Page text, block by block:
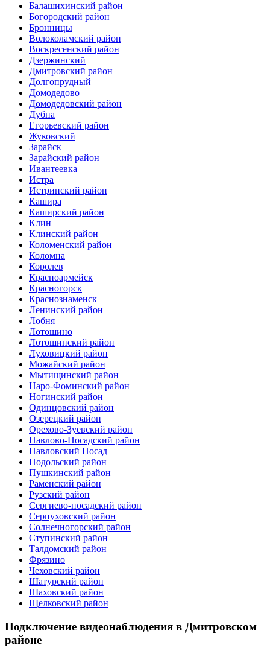
Балашихинский район
Богородский район
Бронницы
Волоколамский район
Воскресенский район
Дзержинский
Дмитровский район
Долгопрудный
Домодедово
Домодедовский район
Дубна
Егорьевский район
Жуковский
Зарайск
Зарайский район
Ивантеевка
Истра
Истринский район
Кашира
Каширский район
Клин
Клинский район
Коломенский район
Коломна
Королев
Красноармейск
Красногорск
Краснознаменск
Ленинский район
Лобня
Лотошино
Лотошинский район
Луховицкий район
Можайский район
Мытищинский район
Наро-Фоминский район
Ногинский район
Одинцовский район
Озерецкий район
Орехово-Зуевский район
Павлово-Посадский район
Павловский Посад
Подольский район
Пушкинский район
Раменский район
Рузский район
Сергиево-посадский район
Серпуховский район
Солнечногорский район
Ступинский район
Талдомский район
Фрязино
Чеховский район
Шатурский район
Шаховский район
Щелковский район
Подключение видеонаблюдения в Дмитровском
районе